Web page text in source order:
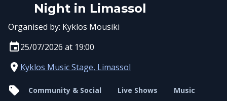
Night in Limassol
Organised by: Kyklos Mousiki
25/07/2026 at 19:00
Kyklos Music Stage, Limassol
Community & Social Live Shows Music